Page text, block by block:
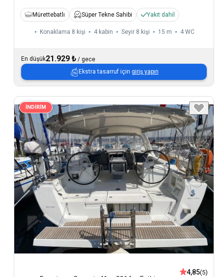
Mürettebatlı Süper Tekne Sahibi Yakıt dahil
Konaklama 8 kişi 4 kabin Seyir 8 kişi 15 m 4 WC
En düşük21.929 ₺ / gece
Ekstra tasarruf için giriş yapın
İNDİRİM
4,85(5)